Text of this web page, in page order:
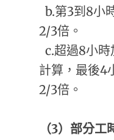
b.第3到8小
2/3倍。
c.超過8小時
計算，最後4
2/3倍。
（3）部分工